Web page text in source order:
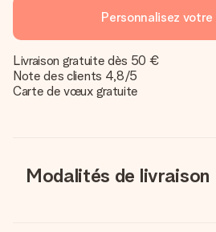
Personnalisez
Livraison gratuite dès 50 €
Note des clients 4,8/5
Carte de vœux gratuite
Modalités de livraison